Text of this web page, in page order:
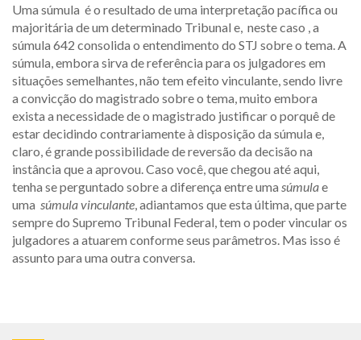
Uma súmula é o resultado de uma interpretação pacífica ou
majoritária de um determinado Tribunal e, neste caso , a
súmula 642 consolida o entendimento do STJ sobre o tema. A
súmula, embora sirva de referência para os julgadores em
situações semelhantes, não tem efeito vinculante, sendo livre
a convicção do magistrado sobre o tema, muito embora
exista a necessidade de o magistrado justificar o porquê de
estar decidindo contrariamente à disposição da súmula e,
claro, é grande possibilidade de reversão da decisão na
instância que a aprovou. Caso você, que chegou até aqui,
tenha se perguntado sobre a diferença entre uma súmulae
uma súmula vinculante, adiantamos que esta última, que parte
sempre do Supremo Tribunal Federal, tem o poder vincular os
julgadores a atuarem conforme seus parâmetros. Mas isso é
assunto para uma outra conversa.